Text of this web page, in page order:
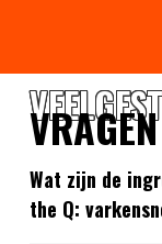
VRAGEN
Wat zijn de
the Q: